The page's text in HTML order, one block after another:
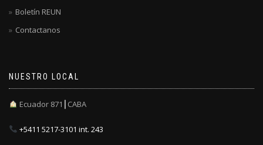
Boletín REUN
Contactanos
NUESTRO LOCAL
Ecuador 871┃CABA
+5411 5217-3101 int. 243